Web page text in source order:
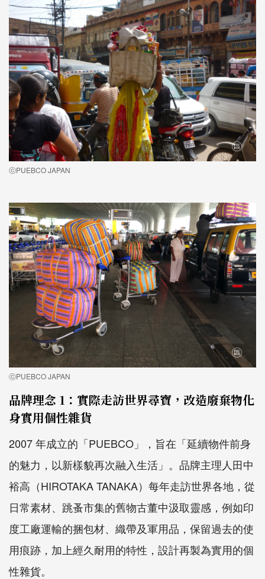
ⓒPUEBCO JAPAN
ⓒPUEBCO JAPAN
品牌理念 1：實際走訪世界尋寶，改造廢棄物化
身實用個性雜貨
2007 年成立的「PUEBCO」，旨在「延續物件前身
的魅力，以新樣貌再次融入生活」。品牌主理人田中
裕高（HIROTAKA TANAKA）每年走訪世界各地，從
日常素材、跳蚤市集的舊物古董中汲取靈感，例如印
度工廠運輸的捆包材、織帶及軍用品，保留過去的使
用痕跡，加上經久耐用的特性，設計再製為實用的個
性雜貨。